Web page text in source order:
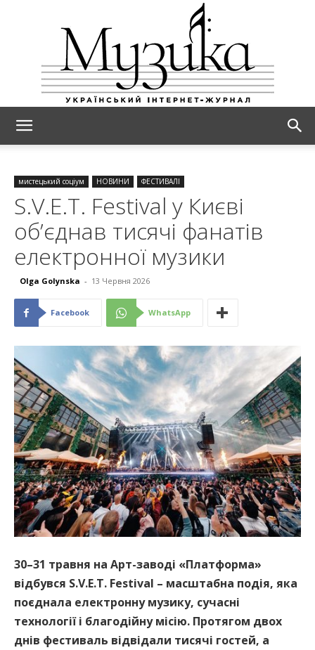
мистецький соціум НОВИНИ ФЕСТИВАЛІ
S.V.E.T. Festival у Києві
об’єднав тисячі фанатів
електронної музики
Olga Golynska - 13 Червня 2026
Facebook WhatsApp
30–31 травня на Арт-заводі «Платформа»
відбувся S.V.E.T. Festival – масштабна подія, яка
поєднала електронну музику, сучасні
технології і благодійну місію. Протягом двох
днів фестиваль відвідали тисячі гостей, а